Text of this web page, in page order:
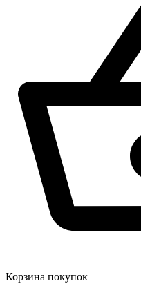
Корзина покупок